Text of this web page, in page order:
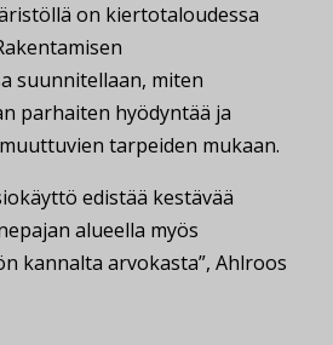
on kiertotaloudessa
suunnitellaan, miten
parhaiten hyödyntää ja
tarpeiden mukaan.
edistää kestävää
alueella myös
kannalta arvokasta”, Ahlroos